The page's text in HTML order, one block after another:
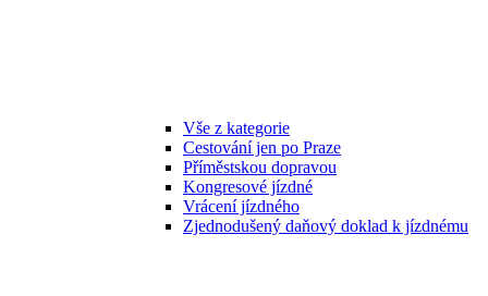
Vše z kategorie
Cestování jen po Praze
Příměstskou dopravou
Kongresové jízdné
Vrácení jízdného
Zjednodušený daňový doklad k jízdnému